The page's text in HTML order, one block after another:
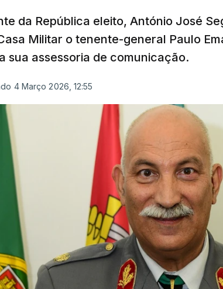
da República eleito, António José
Militar o tenente-general Paulo
sua assessoria de comunicação.
4 Março 2026, 12:55